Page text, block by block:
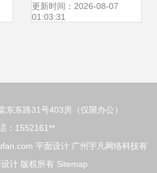
更新时间：2026-08-07
01:03:31
东东路31号403房（仅限办公）
：1552161**
平面设计 广州宇凡网络科技有
计 版权所有 Sitemap